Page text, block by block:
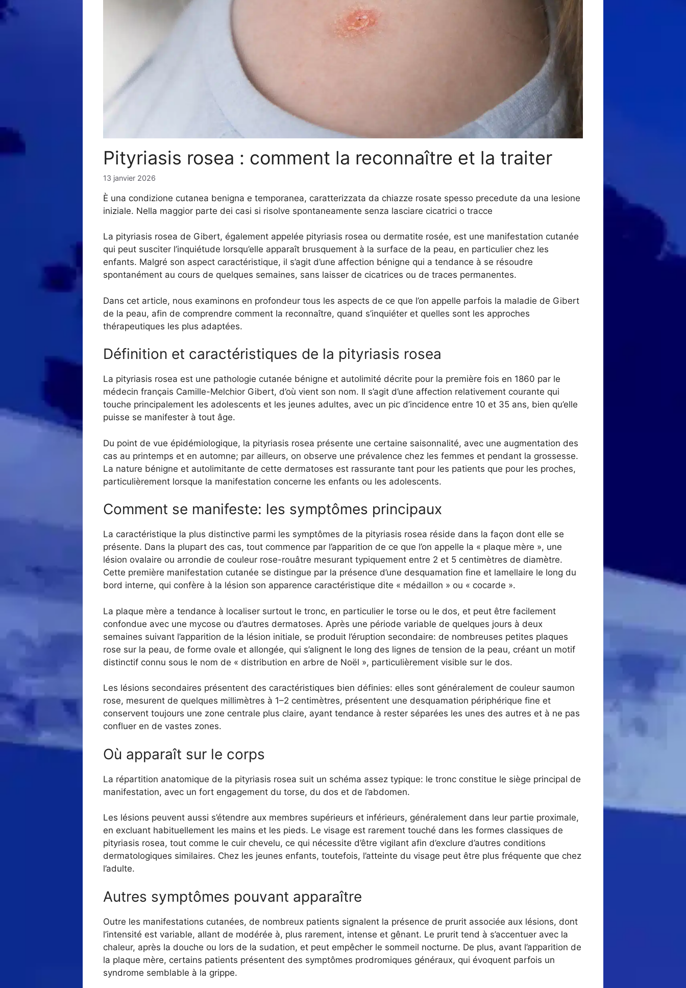
Pityriasis rosea : comment la reconnaître et la traiter
13 janvier 2026
È una condizione cutanea benigna e temporanea, caratterizzata da chiazze rosate spesso precedute da una lesione
iniziale. Nella maggior parte dei casi si risolve spontaneamente senza lasciare cicatrici o tracce
La pityriasis rosea de Gibert, également appelée pityriasis rosea ou dermatite rosée, est une manifestation cutanée
qui peut susciter l’inquiétude lorsqu’elle apparaît brusquement à la surface de la peau, en particulier chez les
enfants. Malgré son aspect caractéristique, il s’agit d’une affection bénigne qui a tendance à se résoudre
spontanément au cours de quelques semaines, sans laisser de cicatrices ou de traces permanentes.
Dans cet article, nous examinons en profondeur tous les aspects de ce que l’on appelle parfois la maladie de Gibert
de la peau, afin de comprendre comment la reconnaître, quand s’inquiéter et quelles sont les approches
thérapeutiques les plus adaptées.
Définition et caractéristiques de la pityriasis rosea
La pityriasis rosea est une pathologie cutanée bénigne et autolimité décrite pour la première fois en 1860 par le
médecin français Camille-Melchior Gibert, d’où vient son nom. Il s’agit d’une affection relativement courante qui
touche principalement les adolescents et les jeunes adultes, avec un pic d’incidence entre 10 et 35 ans, bien qu’elle
puisse se manifester à tout âge.
Du point de vue épidémiologique, la pityriasis rosea présente une certaine saisonnalité, avec une augmentation des
cas au printemps et en automne; par ailleurs, on observe une prévalence chez les femmes et pendant la grossesse.
La nature bénigne et autolimitante de cette dermatoses est rassurante tant pour les patients que pour les proches,
particulièrement lorsque la manifestation concerne les enfants ou les adolescents.
Comment se manifeste: les symptômes principaux
La caractéristique la plus distinctive parmi les symptômes de la pityriasis rosea réside dans la façon dont elle se
présente. Dans la plupart des cas, tout commence par l’apparition de ce que l’on appelle la « plaque mère », une
lésion ovalaire ou arrondie de couleur rose-rouâtre mesurant typiquement entre 2 et 5 centimètres de diamètre.
Cette première manifestation cutanée se distingue par la présence d’une desquamation fine et lamellaire le long du
bord interne, qui confère à la lésion son apparence caractéristique dite « médaillon » ou « cocarde ».
La plaque mère a tendance à localiser surtout le tronc, en particulier le torse ou le dos, et peut être facilement
confondue avec une mycose ou d’autres dermatoses. Après une période variable de quelques jours à deux
semaines suivant l’apparition de la lésion initiale, se produit l’éruption secondaire: de nombreuses petites plaques
rose sur la peau, de forme ovale et allongée, qui s’alignent le long des lignes de tension de la peau, créant un motif
distinctif connu sous le nom de « distribution en arbre de Noël », particulièrement visible sur le dos.
Les lésions secondaires présentent des caractéristiques bien définies: elles sont généralement de couleur saumon
rose, mesurent de quelques millimètres à 1–2 centimètres, présentent une desquamation périphérique fine et
conservent toujours une zone centrale plus claire, ayant tendance à rester séparées les unes des autres et à ne pas
confluer en de vastes zones.
Où apparaît sur le corps
La répartition anatomique de la pityriasis rosea suit un schéma assez typique: le tronc constitue le siège principal de
manifestation, avec un fort engagement du torse, du dos et de l’abdomen.
Les lésions peuvent aussi s’étendre aux membres supérieurs et inférieurs, généralement dans leur partie proximale,
en excluant habituellement les mains et les pieds. Le visage est rarement touché dans les formes classiques de
pityriasis rosea, tout comme le cuir chevelu, ce qui nécessite d’être vigilant afin d’exclure d’autres conditions
dermatologiques similaires. Chez les jeunes enfants, toutefois, l’atteinte du visage peut être plus fréquente que chez
l’adulte.
Autres symptômes pouvant apparaître
Outre les manifestations cutanées, de nombreux patients signalent la présence de prurit associée aux lésions, dont
l’intensité est variable, allant de modérée à, plus rarement, intense et gênant. Le prurit tend à s’accentuer avec la
chaleur, après la douche ou lors de la sudation, et peut empêcher le sommeil nocturne. De plus, avant l’apparition de
la plaque mère, certains patients présentent des symptômes prodromiques généraux, qui évoquent parfois un
syndrome semblable à la grippe.